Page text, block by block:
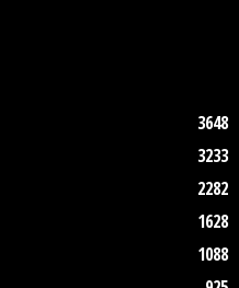
3648
3233
2282
1628
1088